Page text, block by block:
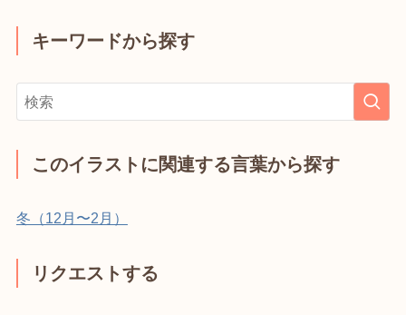
キーワードから探す
このイラストに関連する言葉から探す
冬（12月〜2月）
リクエストする